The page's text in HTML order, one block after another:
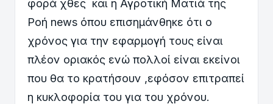
φορά χθες και η Αγροτική Ματιά της
Ροή news όπου επισημάνθηκε ότι ο
χρόνος για την εφαρμογή τους είναι
πλέον οριακός ενώ πολλοί είναι εκείνοι
που θα το κρατήσουν ,εφόσον επιτραπεί
η κυκλοφορία του για του χρόνου.